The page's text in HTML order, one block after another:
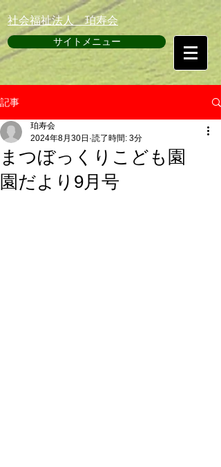
​社会福祉法人 珀寿会
サイトメニュー
記事
まつぼっくりこども園
園だより9月号
珀寿会
2024年8月30日 読了時間: 3分